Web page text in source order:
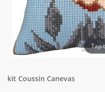
Tap
kit Coussin Canevas